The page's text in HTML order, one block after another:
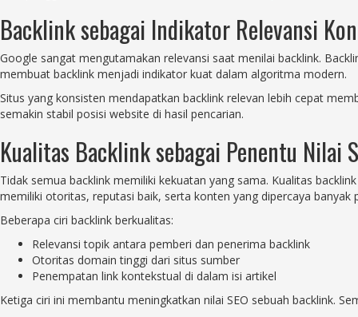
Backlink sebagai Indikator Relevansi
Google sangat mengutamakan relevansi saat menilai backlink.
membuat backlink menjadi indikator kuat dalam algoritma modern.
Situs yang konsisten mendapatkan backlink relevan lebih cepat
semakin stabil posisi website di hasil pencarian.
Kualitas Backlink sebagai Penentu Nilai
Tidak semua backlink memiliki kekuatan yang sama. Kualitas
memiliki otoritas, reputasi baik, serta konten yang dipercaya banyak
Beberapa ciri backlink berkualitas:
Relevansi topik antara pemberi dan penerima backlink
Otoritas domain tinggi dari situs sumber
Penempatan link kontekstual di dalam isi artikel
Ketiga ciri ini membantu meningkatkan nilai SEO sebuah backlink.